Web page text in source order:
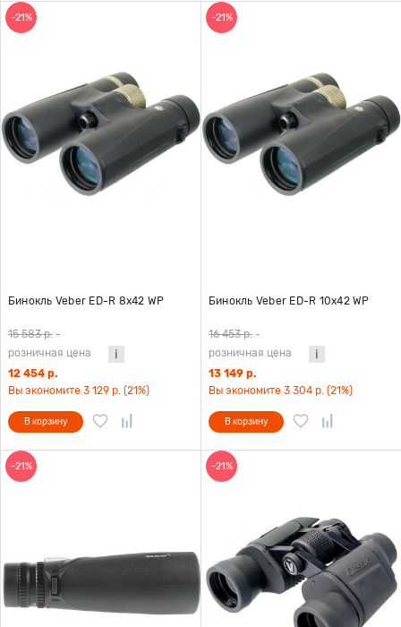
-21%
Бинокль Veber ED-R 8x42 WP
15 583 р. -
розничная цена
12 454 р.
Вы экономите 3 129 р. (21%)
В корзину
-21%
Бинокль Veber ED-R 10x42 WP
16 453 р. -
розничная цена
13 149 р.
Вы экономите 3 304 р. (21%)
В корзину
-21% -21%